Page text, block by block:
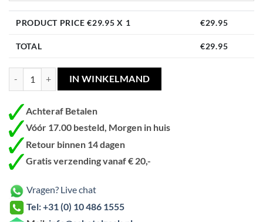
PRODUCT PRICE €29.95 X 1 €29.95
TOTAL €29.95
Blueqon WML-A70 Satelliet Antenne Muurbeugel aantal
IN WINKELMAND
Achteraf Betalen
Vóór 17.00 besteld, Morgen in huis
Retour binnen 14 dagen
Gratis verzending vanaf € 20,-
Vragen? Live chat
Tel: +31 (0) 10 486 1555